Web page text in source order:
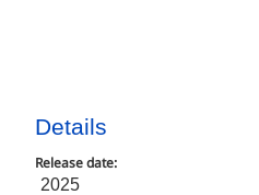
Details
Release date:
2025